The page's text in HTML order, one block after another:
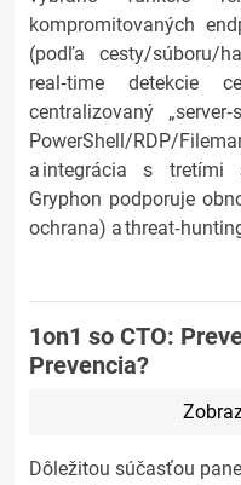
kompromitovaných
(podľa cesty/súboru/
real‑time detekcie
centralizovaný
PowerShell/RDP/
a integrácia s tretími
Gryphon podporuje
ochrana) a
1on1 so CTO:
Prevencia?
Dôležitou súčasťou